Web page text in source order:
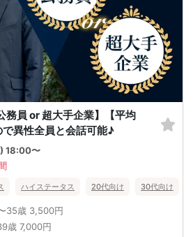
務員 or 超大手企業】【平均
異性全員と会話可能♪
18:00〜
ハイステータス 20代向け 30代向け
35歳 3,500円
歳 7,000円